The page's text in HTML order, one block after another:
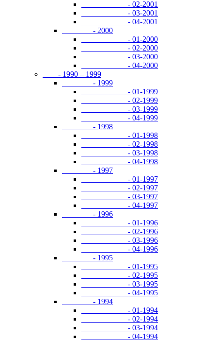
- 02-2001
- 03-2001
- 04-2001
- 2000
- 01-2000
- 02-2000
- 03-2000
- 04-2000
- 1990 – 1999
- 1999
- 01-1999
- 02-1999
- 03-1999
- 04-1999
- 1998
- 01-1998
- 02-1998
- 03-1998
- 04-1998
- 1997
- 01-1997
- 02-1997
- 03-1997
- 04-1997
- 1996
- 01-1996
- 02-1996
- 03-1996
- 04-1996
- 1995
- 01-1995
- 02-1995
- 03-1995
- 04-1995
- 1994
- 01-1994
- 02-1994
- 03-1994
- 04-1994